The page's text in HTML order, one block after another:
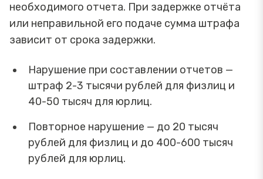
необходимого отчета. При задержке отчёта
или неправильной его подаче сумма штрафа
зависит от срока задержки.
Нарушение при составлении отчетов —
штраф 2-3 тысячи рублей для физлиц и
40-50 тысяч для юрлиц.
Повторное нарушение — до 20 тысяч
рублей для физлиц и до 400-600 тысяч
рублей для юрлиц.